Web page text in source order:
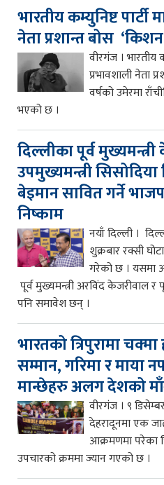
भारतीय कम्युनिष्ट
नेता प्रशान्त बोस
वीरगंज । भारतीय
प्रभावशाली नेता
वर्षको उमेरमा
भएको छ ।
दिल्लीका पूर्व
उपमुख्यमन्त्री
बेइमान सावित गर्ने
निष्काम
नयाँ दिल्ली ।
शुक्रबार रक्सी
गरेको छ । यसमा
पूर्व मुख्यमन्त्री अरविंद केजरीवाल र
पनि समावेश छन् ।
भारतको त्रिपुरामा
सम्मान, गरिमा र माया
मान्छेहरु अलग देशको
वीरगंज । ९
देहरादूनमा एक
आक्रमणमा परेका
उपचारको क्रममा ज्यान गएको छ ।